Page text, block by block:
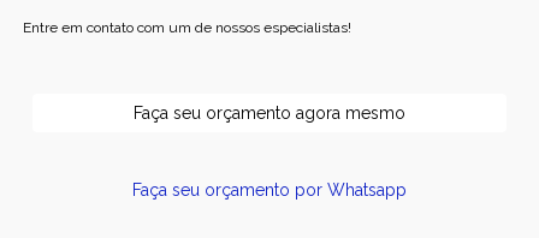
Entre em contato com um de nossos especialistas!
Faça seu orçamento agora mesmo
Faça seu orçamento por Whatsapp